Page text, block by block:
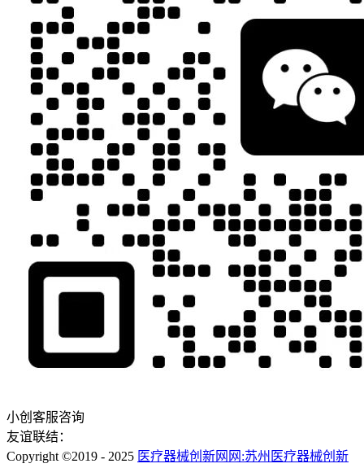
小创客服咨询
友谊联结：
Copyright ©2019 - 2025 医疗器械创新网网:苏州医疗器械创新